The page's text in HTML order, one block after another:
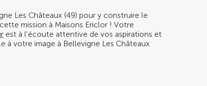
Les Châteaux (49) pour y construire le
mission à Maisons Ericlor ! Votre
est à l'écoute attentive de vos aspirations et
à votre image à Bellevigne Les Châteaux